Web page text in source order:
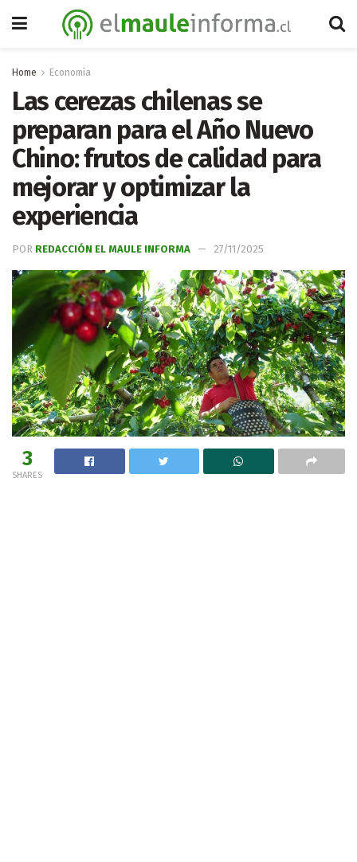
Home Economía
Las cerezas chilenas se
preparan para el Año Nuevo
Chino: frutos de calidad para
mejorar y optimizar la
experiencia
POR REDACCIÓN EL MAULE INFORMA 27/11/2025
3
SHARES